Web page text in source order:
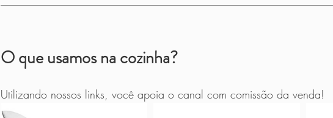
O que usamos na cozinha?
Utilizando nossos links, você apoia o canal com comissão da venda!